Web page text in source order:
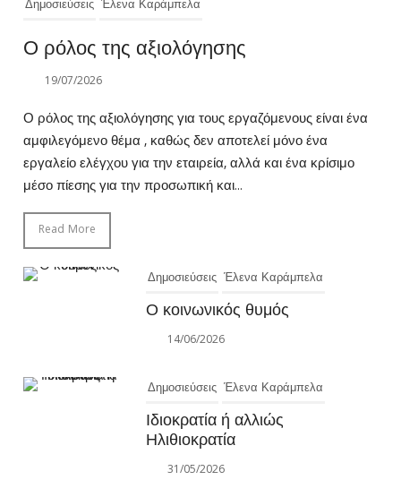
Δημοσιεύσεις Έλενα Καράμπελα
Ο ρόλος της αξιολόγησης
19/07/2026
Ο ρόλος της αξιολόγησης για τους εργαζόμενους είναι ένα
αμφιλεγόμενο θέμα , καθώς δεν αποτελεί μόνο ένα
εργαλείο ελέγχου για την εταιρεία, αλλά και ένα κρίσιμο
μέσο πίεσης για την προσωπική και...
Read More
Δημοσιεύσεις Έλενα Καράμπελα
Ο κοινωνικός θυμός
14/06/2026
Δημοσιεύσεις Έλενα Καράμπελα
Ιδιοκρατία ή αλλιώς
Ηλιθιοκρατία
31/05/2026